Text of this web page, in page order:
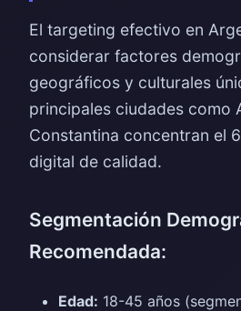
El targeting efectivo en
considerar factores
geográficos y culturales
principales ciudades como
Constantina concentran el
digital de calidad.
Segmentación
Recomendada:
Edad: 18-45 años